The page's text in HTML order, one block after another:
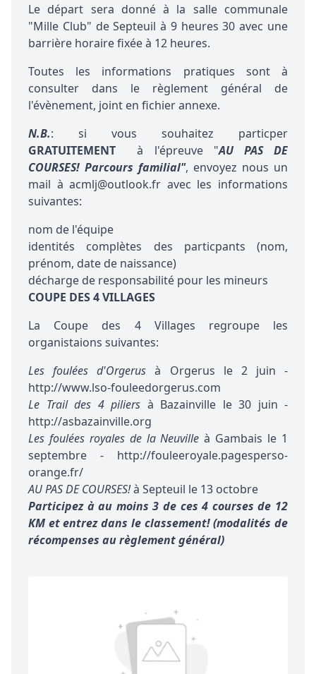
Le départ sera donné à la salle communale
"Mille Club" de Septeuil à 9 heures 30 avec une
barrière horaire fixée à 12 heures.
Toutes les informations pratiques sont à
consulter dans le règlement général de
l'évènement, joint en fichier annexe.
N.B.: si vous souhaitez particper
GRATUITEMENT à l'épreuve "AU PAS DE
COURSES! Parcours familial", envoyez nous un
mail à acmlj@outlook.fr avec les informations
suivantes:
nom de l'équipe
identités complètes des particpants (nom,
prénom, date de naissance)
décharge de responsabilité pour les mineurs
COUPE DES 4 VILLAGES
La Coupe des 4 Villages regroupe les
organistaions suivantes:
Les foulées d'Orgerus à Orgerus le 2 juin -
http://www.lso-fouleedorgerus.com
Le Trail des 4 piliers à Bazainville le 30 juin -
http://asbazainville.org
Les foulées royales de la Neuville à Gambais le 1
septembre - http://fouleeroyale.pagesperso-
orange.fr/
AU PAS DE COURSES!à Septeuil le 13 octobre
Participez à au moins 3 de ces 4 courses de 12
KM et entrez dans le classement! (modalités de
récompenses au règlement général)